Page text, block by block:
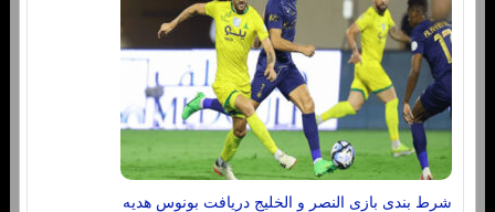
شرط بندی بازی النصر و الخلیج دریافت بونوس هدیه